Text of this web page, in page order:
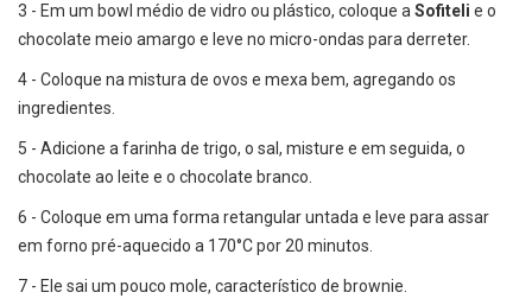
3 - Em um bowl médio de vidro ou plástico, coloque aSofiteli e o
chocolate meio amargo e leve no micro-ondas para derreter.
4 - Coloque na mistura de ovos e mexa bem, agregando os
ingredientes.
5 - Adicione a farinha de trigo, o sal, misture e em seguida, o
chocolate ao leite e o chocolate branco.
6 - Coloque em uma forma retangular untada e leve para assar
em forno pré-aquecido a 170°C por 20 minutos.
7 - Ele sai um pouco mole, característico de brownie.